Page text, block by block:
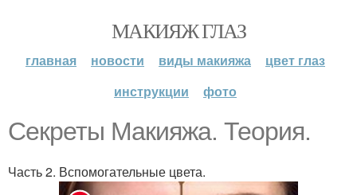
МАКИЯЖ ГЛАЗ
главная новости виды макияжа
цвет глаз
инструкции
фото
Секреты Макияжа. Теория.
Часть 2. Вспомогательные цвета.